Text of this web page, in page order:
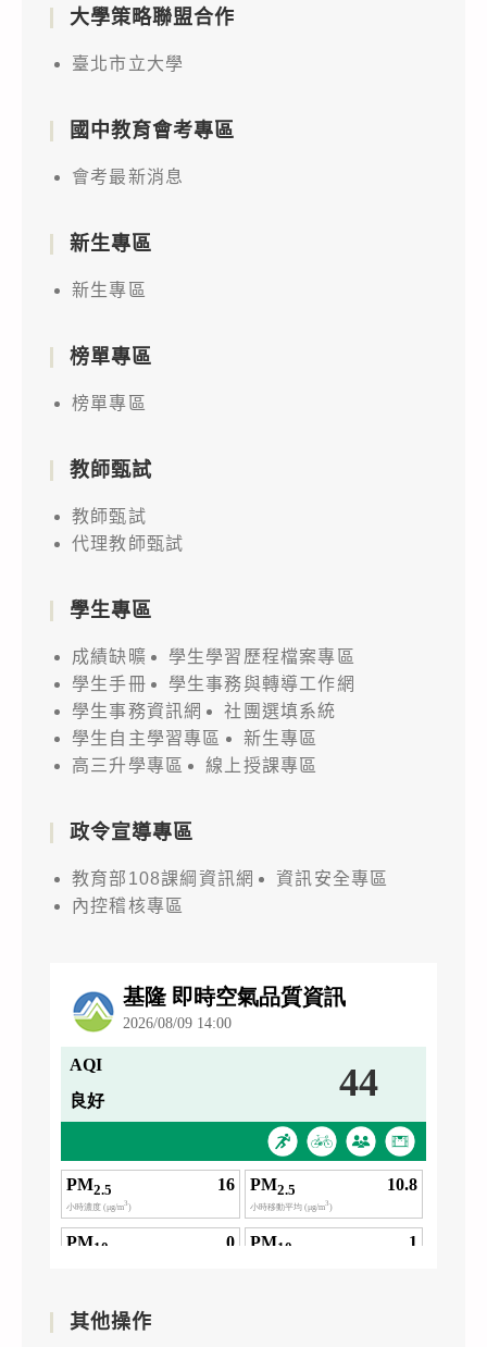
大學策略聯盟合作
臺北市立大學
國中教育會考專區
會考最新消息
新生專區
新生專區
榜單專區
榜單專區
教師甄試
教師甄試
代理教師甄試
學生專區
成績缺曠
學生學習歷程檔案專區
學生手冊
學生事務與轉導工作網
學生事務資訊網
社團選填系統
學生自主學習專區
新生專區
高三升學專區
線上授課專區
政令宣導專區
教育部108課綱資訊網
資訊安全專區
內控稽核專區
其他操作